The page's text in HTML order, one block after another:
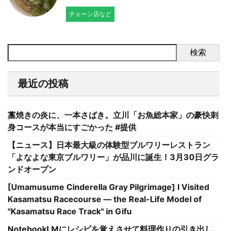
チェーン店など
検索
最近の投稿
藁焼きの炎に、一本さばき。立川「お魚総本家」の豪快刺
身コースが本当にすごかった #提供
【ニュース】日本最大級の体験型ブルワリーレストラン
「よなよな東京ブルワリー」が品川に誕生！3月30日グラ
ンドオープン
[Umamusume Cinderella Gray Pilgrimage] I Visited
Kasamatsu Racecourse — the Real-Life Model of
"Kasamatsu Race Track" in Gifu
NotebookLMにレシピを覚えさせて料理作りの引き出し